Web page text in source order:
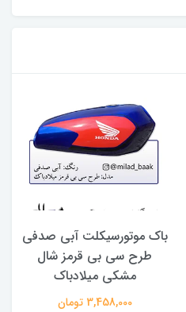
باک موتورسیکلت آبی صدفی
طرح سی بی قرمز شال
مشکی میلادباک
3,458,000 تومان